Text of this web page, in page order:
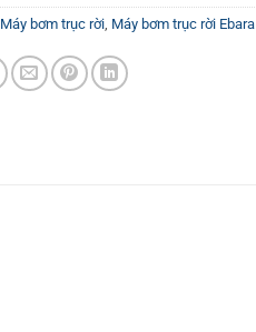
Máy bơm trục rời Máy bơm trục rời Ebara